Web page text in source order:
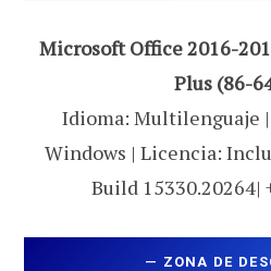
Microsoft Office 2016-
Plus (86-
Idioma: Multilenguaje |
Windows | Licencia:
Build 15330.20264|
— ZONA DE